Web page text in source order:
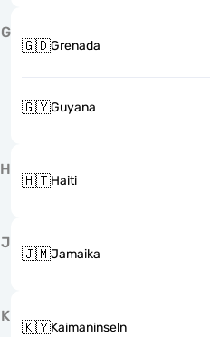
G
🇬🇩Grenada
🇬🇾Guyana
H
🇭🇹Haiti
J
🇯🇲Jamaika
K
🇰🇾Kaimaninseln